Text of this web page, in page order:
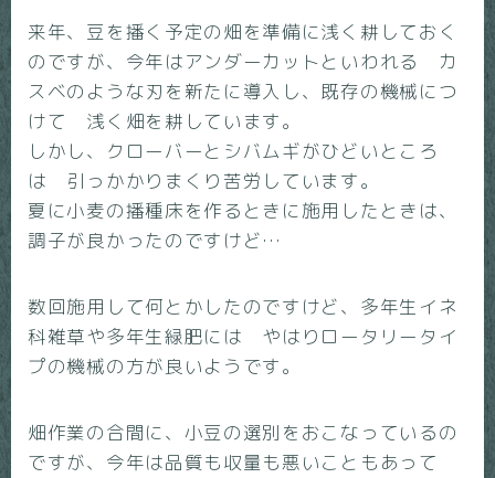
来年、豆を播く予定の畑を準備に浅く耕しておく
のですが、今年はアンダーカットといわれる カ
スベのような刃を新たに導入し、既存の機械につ
けて 浅く畑を耕しています。
しかし、クローバーとシバムギがひどいところ
は 引っかかりまくり苦労しています。
夏に小麦の播種床を作るときに施用したときは、
調子が良かったのですけど…
数回施用して何とかしたのですけど、多年生イネ
科雑草や多年生緑肥には やはりロータリータイ
プの機械の方が良いようです。
畑作業の合間に、小豆の選別をおこなっているの
ですが、今年は品質も収量も悪いこともあって